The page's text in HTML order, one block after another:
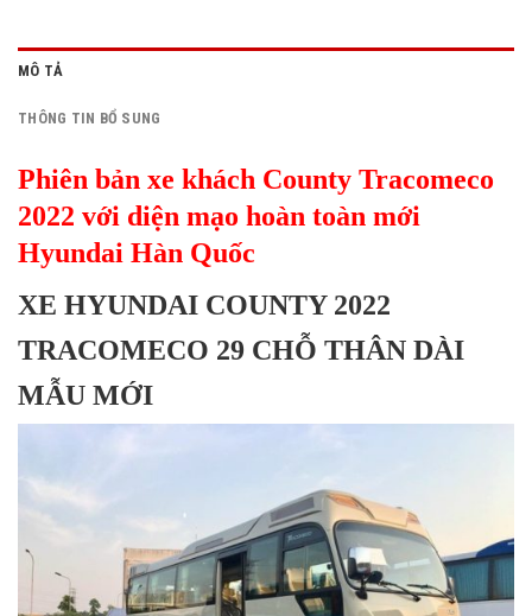
MÔ TẢ
THÔNG TIN BỔ SUNG
Phiên bản xe khách County Tracomeco
2022 với diện mạo hoàn toàn mới
Hyundai Hàn Quốc
XE HYUNDAI COUNTY 2022
TRACOMECO 29 CHỖ THÂN DÀI
MẪU MỚI